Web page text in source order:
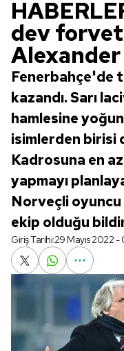
dev
Fenerbahçe'de
kazandı. Sarı
hamlesine
isimlerden birisi
Kadrosuna en
yapmayı
Norveçli
ekip olduğu
Giriş Tarihi:29 Mayıs 2022